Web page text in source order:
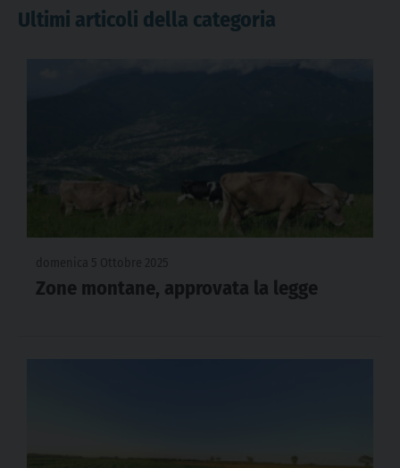
Ultimi articoli della categoria
Zone montane, approvata la legge